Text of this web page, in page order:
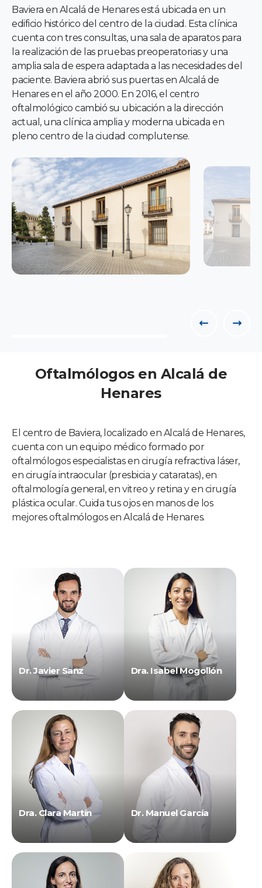
Baviera en Alcalá de Henares está ubicada en un
edificio histórico del centro de la ciudad. Esta clínica
cuenta con tres consultas, una sala de aparatos para
la realización de las pruebas preoperatorias y una
amplia sala de espera adaptada a las necesidades del
paciente. Baviera abrió sus puertas en Alcalá de
Henares en el año 2000. En 2016, el centro
oftalmológico cambió su ubicación a la dirección
actual, una clínica amplia y moderna ubicada en
pleno centro de la ciudad complutense.
Oftalmólogos en Alcalá de
Henares
El centro de Baviera, localizado en Alcalá de Henares,
cuenta con un equipo médico formado por
oftalmólogos especialistas en cirugía refractiva láser,
en cirugía intraocular (presbicia y cataratas), en
oftalmología general, en vitreo y retina y en cirugía
plástica ocular. Cuida tus ojos en manos de los
mejores oftalmólogos en Alcalá de Henares.
Dr. Javier Sanz Dra. Isabel Mogollón
Dra. Clara Martín Dr. Manuel García